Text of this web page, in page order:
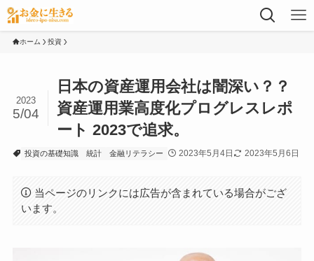
ホーム 投資
日本の資産運用会社は闇深い？？
資産運用業高度化プログレスレポ
ート 2023で追求。
2023
5/04
投資の基礎知識 統計 金融リテラシー 2023年5月4日 2023年5月6日
当ページのリンクには広告が含まれている場合がござ
います。